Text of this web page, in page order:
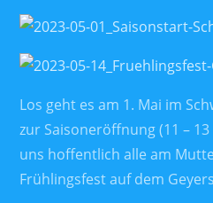
Los geht es am 1. Mai im
zur Saisoneröffnung (11 –
uns hoffentlich alle am
Frühlingsfest auf dem